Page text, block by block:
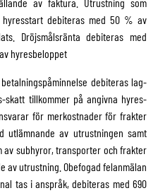
debiteras med 50 % av
Dröjsmålsränta debiteras med
hyresbeloppet
debiteras lag-
skatt tillkommer på angivna hyres-
för merkostnader för frakter
utlämnande av utrustningen samt
subhyror, transporter och frakter
av utrustning. Obefogad felanmälan
tas i anspråk, debiteras med 690